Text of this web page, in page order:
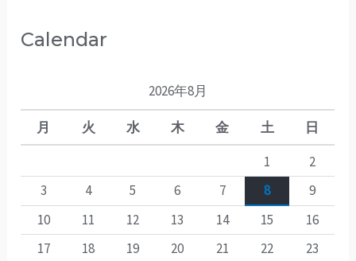
Calendar
2026年8月
月 火 水 木 金 土
日
1
2
3
4 5 6 7 8
9
10
11 12 13 14 15
16
17
18 19 20 21 22
23